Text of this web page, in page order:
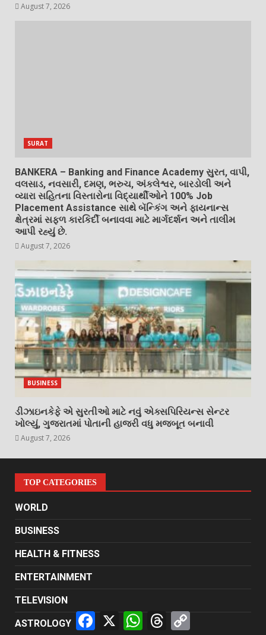
August 7, 2026
SURAT
BANKERA – Banking and Finance Academy સુરત, વાપી,
વલસાડ, નવસારી, દમણ, ભરુચ, અંકલેશ્વર, બારડોલી અને
વ્યારા સહિતના વિસ્તારોના વિદ્યાર્થીઓને 100% Job
Placement Assistance સાથે બૅન્કિંગ અને ફાયનાન્સ
ક્ષેત્રમાં સફળ કારકિર્દી બનાવવા માટે માર્ગદર્શન અને તાલીમ
આપી રહ્યું છે.
August 7, 2026
BUSINESS
ડીઝાઇનકેફે એ સુરતીઓ માટે નવું એક્સપિરિયન્સ સેન્ટર
ખોલ્યું, ગુજરાતમાં પોતાની હાજરી વધુ મજબૂત બનાવી
August 7, 2026
TOP CATEGORIES
WORLD
BUSINESS
HEALTH & FITNESS
ENTERTAINMENT
TELEVISION
ASTROLOGY
Facebook
X WhatsApp
Threads